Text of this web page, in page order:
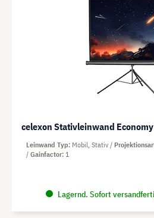
celexon Stativleinwand
Lagernd. Sofort
Leinwand Typ Mobil, Stativ
Gainfactor 1